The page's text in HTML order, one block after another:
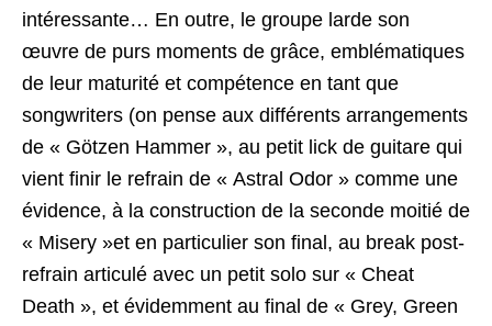
intéressante… En outre, le groupe larde son
œuvre de purs moments de grâce, emblématiques
de leur maturité et compétence en tant que
songwriters (on pense aux différents arrangements
de « Götzen Hammer », au petit lick de guitare qui
vient finir le refrain de « Astral Odor » comme une
évidence, à la construction de la seconde moitié de
« Misery »et en particulier son final, au break post-
refrain articulé avec un petit solo sur « Cheat
Death », et évidemment au final de « Grey, Green